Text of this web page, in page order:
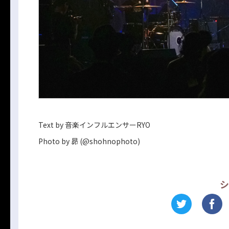
Text by 音楽インフルエンサーRYO
Photo by 昴 (@shohnophoto)